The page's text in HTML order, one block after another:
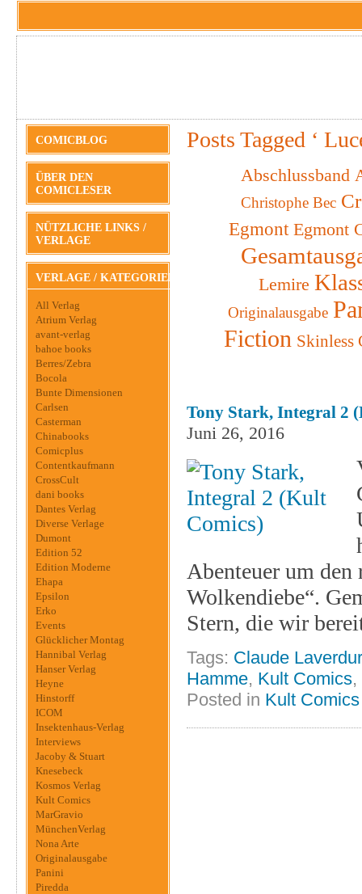
COMICBLOG
ÜBER DEN
COMICLESER
NÜTZLICHE LINKS /
VERLAGE
VERLAGE / KATEGORIEN
All Verlag
Atrium Verlag
avant-verlag
bahoe books
Berres/Zebra
Bocola
Bunte Dimensionen
Carlsen
Casterman
Chinabooks
Comicplus
Contentkaufmann
CrossCult
dani books
Dantes Verlag
Diverse Verlage
Dumont
Edition 52
Edition Moderne
Ehapa
Epsilon
Erko
Events
Glücklicher Montag
Hannibal Verlag
Hanser Verlag
Heyne
Hinstorff
ICOM
Insektenhaus-Verlag
Interviews
Jacoby & Stuart
Knesebeck
Kosmos Verlag
Kult Comics
MarGravio
MünchenVerlag
Nona Arte
Originalausgabe
Panini
Piredda
Posts Tagged ‘
Abschlussband
Christophe Bec
Egmont Egmont
Lemire
Originalausgabe
Fiction Skinless
Tony Stark, Integral 2
Juni 26, 2016
Abenteuer um
Wolkendiebe“.
Stern, die wir
Tags: Claude
Hamme, Kult Comics,
Posted in Kult Comics